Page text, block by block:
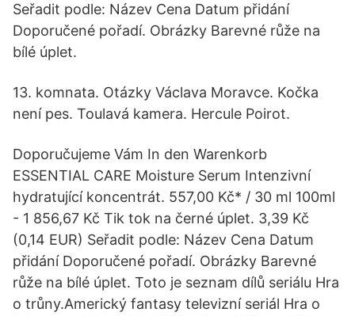
Seřadit podle: Název Cena Datum přidání
Doporučené pořadí. Obrázky Barevné růže na
bílé úplet.
13. komnata. Otázky Václava Moravce. Kočka
není pes. Toulavá kamera. Hercule Poirot.
Doporučujeme Vám In den Warenkorb
ESSENTIAL CARE Moisture Serum Intenzivní
hydratující koncentrát. 557,00 Kč* / 30 ml 100ml
- 1 856,67 Kč Tik tok na černé úplet. 3,39 Kč
(0,14 EUR) Seřadit podle: Název Cena Datum
přidání Doporučené pořadí. Obrázky Barevné
růže na bílé úplet. Toto je seznam dílů seriálu Hra
o trůny.Americký fantasy televizní seriál Hra o